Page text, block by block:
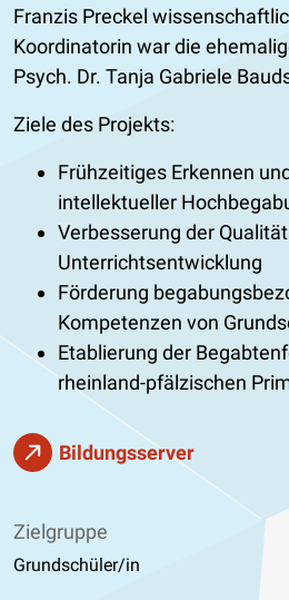
Franzis Preckel
Koordinatorin war die
Psych. Dr. Tanja Gabriele
Ziele des Projekts:
Frühzeitiges Erkennen
intellektueller
Verbesserung der
Unterrichtsentwicklung
Förderung
Kompetenzen von
Etablierung der
rheinland-pfälzischen
Bildungsserver
Zielgruppe
Grundschüler/in